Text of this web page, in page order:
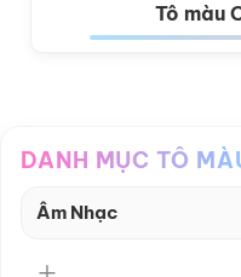
Tô màu
DANH MỤC TÔ
Âm Nhạc